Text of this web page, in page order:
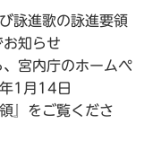
詠進歌の詠進要領
知らせ
宮内庁のホームペ
1月14日
』をご覧くださ